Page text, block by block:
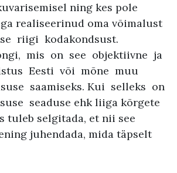
ning kes pole
realiseerinud oma võimalust
riigi kodakondsust.
mis on see objektiivne ja
Eesti või mõne muu
saamiseks. Kui selleks on
seaduse ehk liiga kõrgete
tuleb selgitada, et nii see
juhendada, mida täpselt